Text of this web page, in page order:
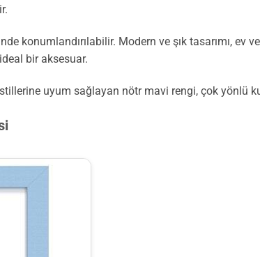
konumlandırılabilir. Modern ve şık tasarımı, ev
bir aksesuar.
stillerine uyum sağlayan nötr mavi rengi, çok yönlü